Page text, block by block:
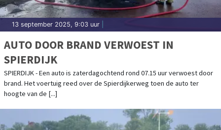
13 september 2025, 9:03 uur
AUTO DOOR BRAND VERWOEST IN
SPIERDIJK
SPIERDIJK - Een auto is zaterdagochtend rond 07.15 uur verwoest door
brand. Het voertuig reed over de Spierdijkerweg toen de auto ter
hoogte van de [...]